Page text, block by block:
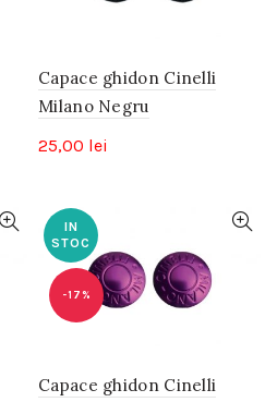
Capace ghidon Cinelli
Milano Negru
25,00 lei
-17%
IN
STOC
Capace ghidon Cinelli